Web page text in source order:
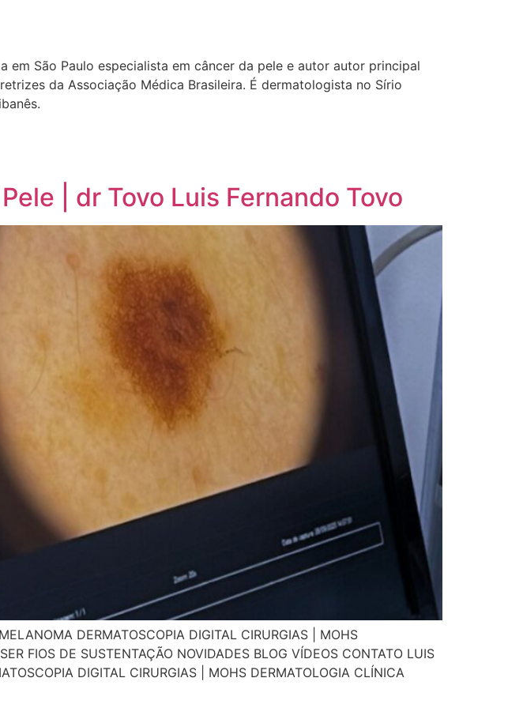
São Paulo especialista em câncer da pele e autor autor principal
da Associação Médica Brasileira. É dermatologista no Sírio
| dr Tovo Luis Fernando Tovo
DERMATOSCOPIA DIGITAL CIRURGIAS | MOHS
FIOS DE SUSTENTAÇÃO NOVIDADES BLOG VÍDEOS CONTATO LUIS
DIGITAL CIRURGIAS | MOHS DERMATOLOGIA CLÍNICA